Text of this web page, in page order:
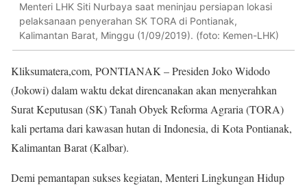
Menteri LHK Siti Nurbaya saat meninjau persiapan lokasi
pelaksanaan penyerahan SK TORA di Pontianak,
Kalimantan Barat, Minggu (1/09/2019). (foto: Kemen-LHK)
Kliksumatera,com, PONTIANAK – Presiden Joko Widodo
(Jokowi) dalam waktu dekat direncanakan akan menyerahkan
Surat Keputusan (SK) Tanah Obyek Reforma Agraria (TORA)
kali pertama dari kawasan hutan di Indonesia, di Kota Pontianak,
Kalimantan Barat (Kalbar).
Demi pemantapan sukses kegiatan, Menteri Lingkungan Hidup